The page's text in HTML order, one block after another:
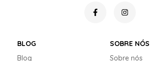
BLOG
Blog
SOBRE NÓS
Sobre nós